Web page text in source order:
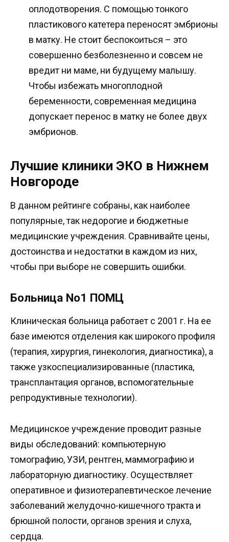
оплодотворения. С помощью тонкого
пластикового катетера переносят эмбрионы
в матку. Не стоит беспокоиться – это
совершенно безболезненно и совсем не
вредит ни маме, ни будущему малышу.
Чтобы избежать многоплодной
беременности, современная медицина
допускает перенос в матку не более двух
эмбрионов.
Лучшие клиники ЭКО в Нижнем
Новгороде
В данном рейтинге собраны, как наиболее
популярные, так недорогие и бюджетные
медицинские учреждения. Сравнивайте цены,
достоинства и недостатки в каждом из них,
чтобы при выборе не совершить ошибки.
Больница No1 ПОМЦ
Клиническая больница работает с 2001 г. На ее
базе имеются отделения как широкого профиля
(терапия, хирургия, гинекология, диагностика), а
также узкоспециализированные (пластика,
трансплантация органов, вспомогательные
репродуктивные технологии).
Медицинское учреждение проводит разные
виды обследований: компьютерную
томографию, УЗИ, рентген, маммографию и
лабораторную диагностику. Осуществляет
оперативное и физиотерапевтическое лечение
заболеваний желудочно-кишечного тракта и
брюшной полости, органов зрения и слуха,
сердца.